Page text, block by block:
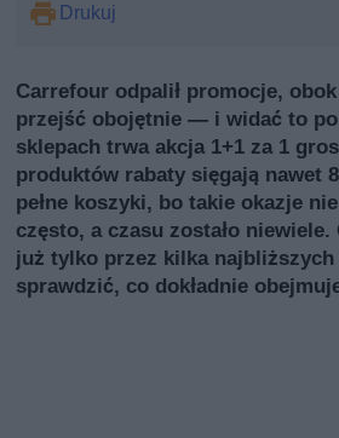
Drukuj
Carrefour odpalił promocje,
przejść obojętnie — i widać to
sklepach trwa akcja 1+1 za 1
produktów rabaty sięgają nawet
pełne koszyki, bo takie okazje
często, a czasu zostało
już tylko przez kilka
sprawdzić, co dokładnie